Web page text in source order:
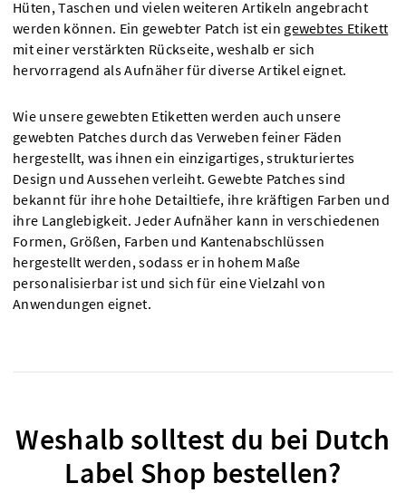
Hüten, Taschen und vielen weiteren Artikeln angebracht
werden können. Ein gewebter Patch ist ein gewebtes Etikett
mit einer verstärkten Rückseite, weshalb er sich
hervorragend als Aufnäher für diverse Artikel eignet.
Wie unsere gewebten Etiketten werden auch unsere
gewebten Patches durch das Verweben feiner Fäden
hergestellt, was ihnen ein einzigartiges, strukturiertes
Design und Aussehen verleiht. Gewebte Patches sind
bekannt für ihre hohe Detailtiefe, ihre kräftigen Farben und
ihre Langlebigkeit. Jeder Aufnäher kann in verschiedenen
Formen, Größen, Farben und Kantenabschlüssen
hergestellt werden, sodass er in hohem Maße
personalisierbar ist und sich für eine Vielzahl von
Anwendungen eignet.
Weshalb solltest du bei Dutch
Label Shop bestellen?